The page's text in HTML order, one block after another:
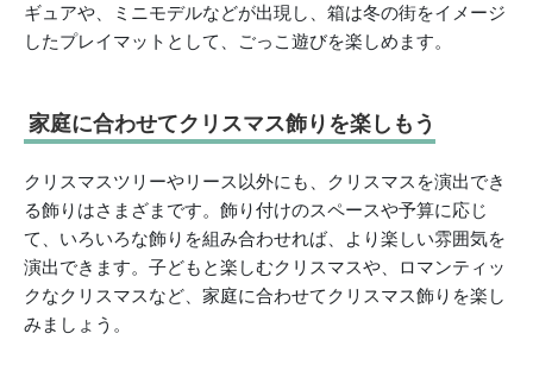
ギュアや、ミニモデルなどが出現し、箱は冬の街をイメージ
したプレイマットとして、ごっこ遊びを楽しめます。
家庭に合わせてクリスマス飾りを楽しもう
クリスマスツリーやリース以外にも、クリスマスを演出でき
る飾りはさまざまです。飾り付けのスペースや予算に応じ
て、いろいろな飾りを組み合わせれば、より楽しい雰囲気を
演出できます。子どもと楽しむクリスマスや、ロマンティッ
クなクリスマスなど、家庭に合わせてクリスマス飾りを楽し
みましょう。